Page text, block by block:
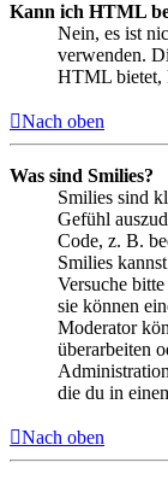
Kann ich HTML
Nein, es ist
verwenden.
HTML bietet,
Nach oben
Was sind Smilies?
Smilies sind
Gefühl
Code, z. B.
Smilies
Versuche
sie können
Moderator
überarbeiten
die du in
Nach oben